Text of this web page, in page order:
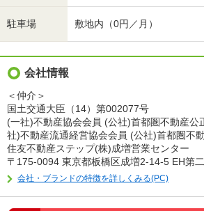
駐車場 敷地内（0円／月）
会社情報
＜仲介＞
国土交通大臣（14）第002077号
(一社)不動産協会会員 (公社)首都圏不動産公
社)不動産流通経営協会会員 (公社)首都圏不
住友不動産ステップ(株)成増営業センター
〒175-0094 東京都板橋区成増2-14-5 EH第
会社・ブランドの特徴を詳しくみる(PC)